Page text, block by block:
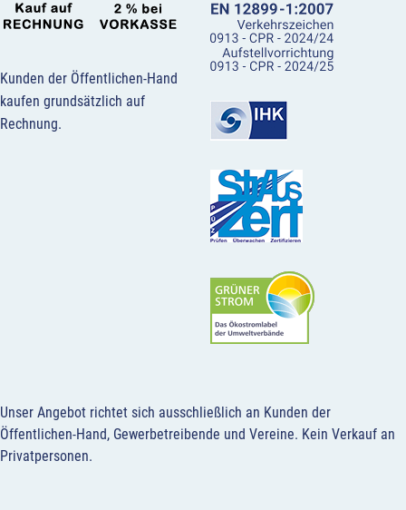
Kunden der Öffentlichen-Hand
kaufen grundsätzlich auf
Rechnung.
Unser Angebot richtet sich ausschließlich an Kunden der
Öffentlichen-Hand, Gewerbetreibende und Vereine. Kein Verkauf an
Privatpersonen.